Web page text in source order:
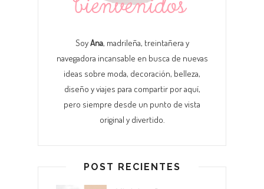
SoyAna, madrileña, treintañera y
navegadora incansable en busca de nuevas
ideas sobre moda, decoración, belleza,
diseño y viajes para compartir por aquí,
pero siempre desde un punto de vista
original y divertido.
POST RECIENTES